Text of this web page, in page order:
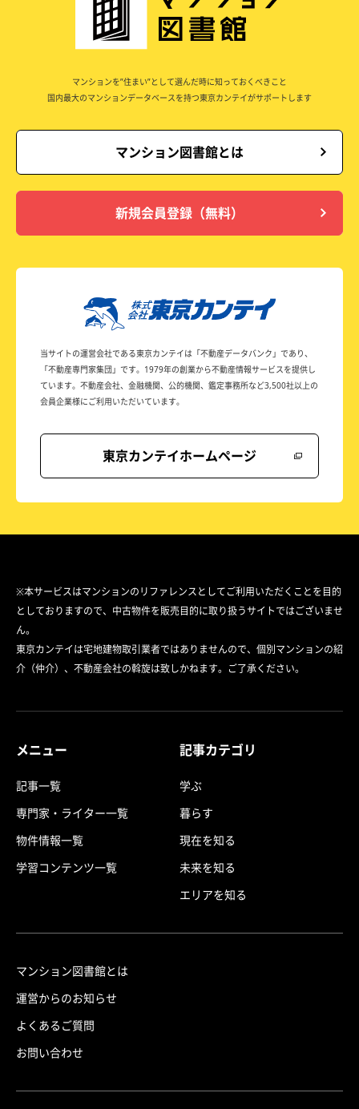
マンションを”住まい”として選んだ時に知っておくべきこと
国内最大のマンションデータベースを持つ東京カンテイがサポートします
マンション図書館とは
新規会員登録（無料）
当サイトの運営会社である東京カンテイは 「不動産データバンク」であり、
「不動産専門家集団」です。 1979年の創業から不動産情報サービスを提供し
ています。 不動産会社、金融機関、公的機関、鑑定事務所など3,500社以上の
会員企業様にご利用いただいています。
東京カンテイホームページ
※本サービスはマンションのリファレンスとしてご利用いただくことを目的
としておりますので、中古物件を販売目的に取り扱うサイトではございませ
ん。
東京カンテイは宅地建物取引業者ではありませんので、個別マンションの紹
介（仲介）、不動産会社の斡旋は致しかねます。ご了承ください。
メニュー
記事一覧
専門家・ライター一覧
物件情報一覧
学習コンテンツ一覧
記事カテゴリ
学ぶ
暮らす
現在を知る
未来を知る
エリアを知る
マンション図書館とは
運営からのお知らせ
よくあるご質問
お問い合わせ